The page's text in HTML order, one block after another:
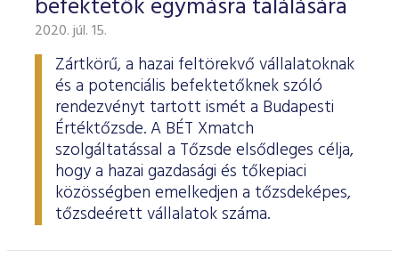
ESG Útmutató
befektetők egymásra találására
2020. júl. 15.
Zártkörű, a hazai feltörekvő vállalatoknak
és a potenciális befektetőknek szóló
rendezvényt tartott ismét a Budapesti
Értéktőzsde. A BÉT Xmatch
szolgáltatással a Tőzsde elsődleges célja,
hogy a hazai gazdasági és tőkepiaci
közösségben emelkedjen a tőzsdeképes,
tőzsdeérett vállalatok száma.